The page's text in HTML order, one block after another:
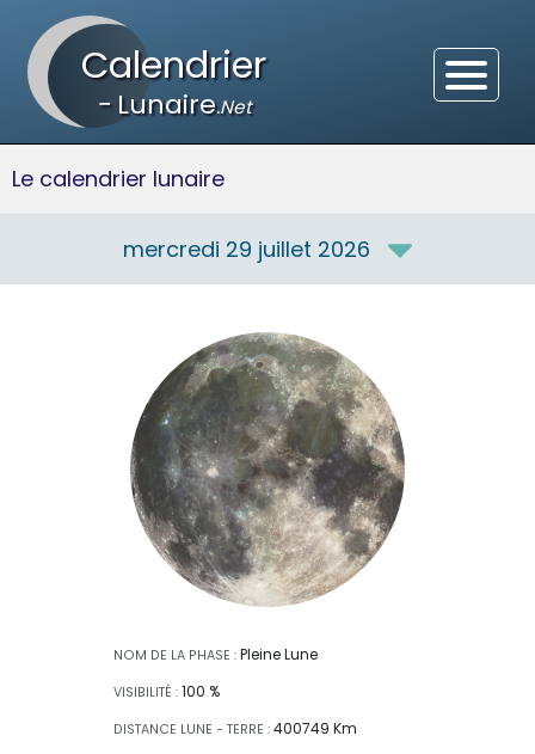
Calendrier
-Lunaire.Net
Le calendrier lunaire
mercredi 29 juillet 2026
NOM DE LA PHASE : Pleine Lune
VISIBILITÉ : 100 %
DISTANCE LUNE - TERRE : 400749 Km